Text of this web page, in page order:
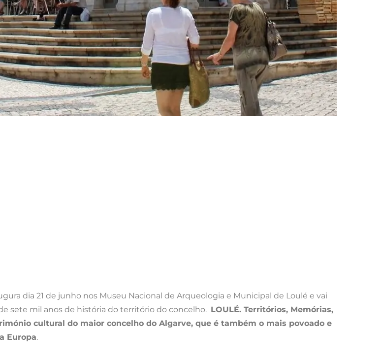
dia 21 de junho nos Museu Nacional de Arqueologia e Municipal de Loulé e vai
sete mil anos de história do território do concelho. LOULÉ. Territórios, Memórias,
cultural do maior concelho do Algarve, que é também o mais povoado e
Europa.